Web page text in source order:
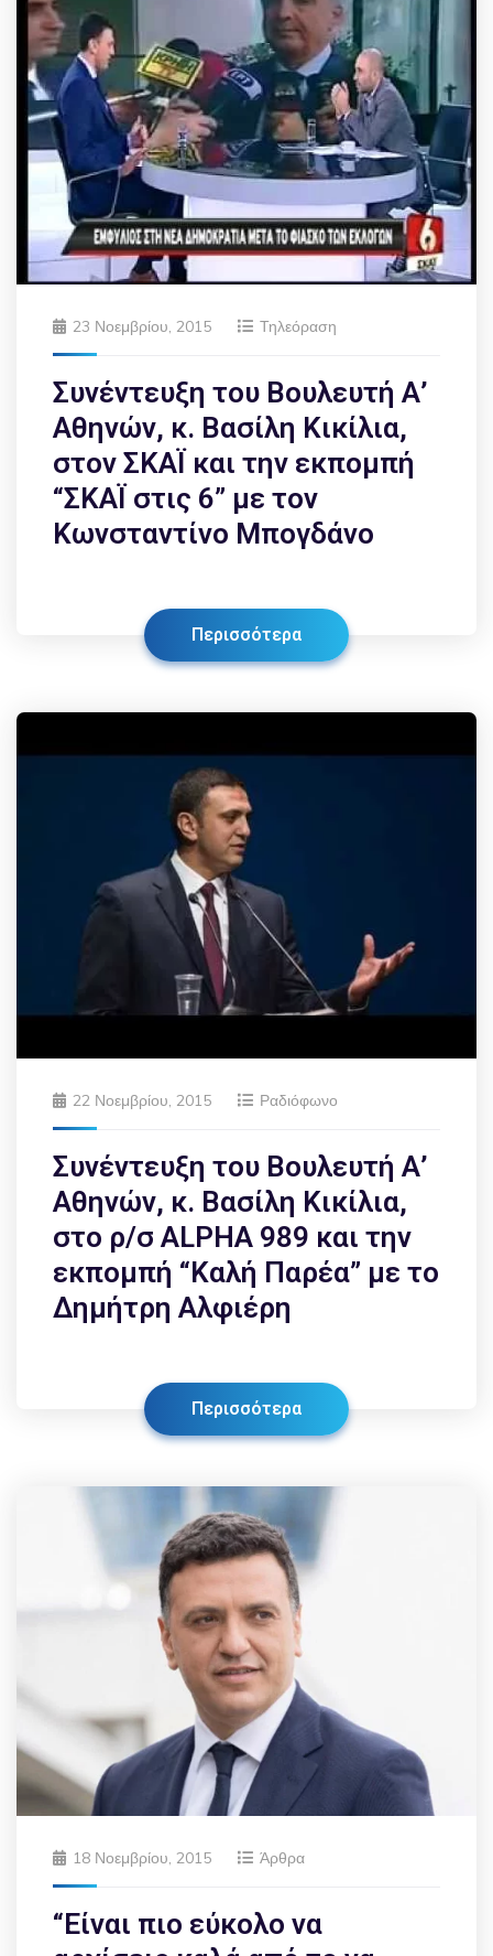
23 Νοεμβρίου, 2015 Τηλεόραση
Συνέντευξη του Βουλευτή Α’
Αθηνών, κ. Βασίλη Κικίλια,
στον ΣΚΑΪ και την εκπομπή
“ΣΚΑΪ στις 6” με τον
Κωνσταντίνο Μπογδάνο
Περισσότερα
22 Νοεμβρίου, 2015 Ραδιόφωνο
Συνέντευξη του Βουλευτή Α’
Αθηνών, κ. Βασίλη Κικίλια,
στο ρ/σ ALPHA 989 και την
εκπομπή “Καλή Παρέα” με το
Δημήτρη Αλφιέρη
Περισσότερα
18 Νοεμβρίου, 2015 Άρθρα
“Είναι πιο εύκολο να